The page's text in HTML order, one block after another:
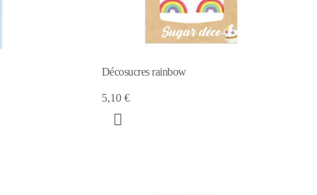
Décosucres rainbow
5,10 €